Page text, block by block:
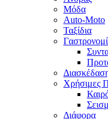
Μόδα
Auto-Moto
Ταξίδια
Χρήσιμες
Διάφορα